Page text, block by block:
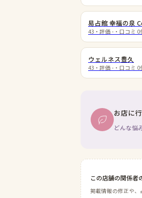
易占館 幸福の泉
43 ・評価 - ・口コミ 0
ウェルネス豊久
43 ・評価 - ・口コミ 0
お店に
どんな悩
この店舗の関係者
掲載情報の修正や、